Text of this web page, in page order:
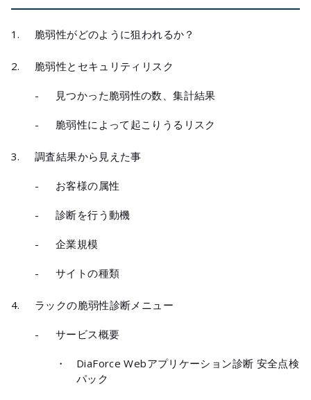
脆弱性がどのように狙われるか？
脆弱性とセキュリティリスク
- 見つかった脆弱性の数、集計結果
- 脆弱性によって起こりうるリスク
調査結果から見えた事
- お客様の属性
- 診断を行う動機
- 企業規模
- サイトの種類
ラックの脆弱性診断メニュー
- サービス概要
・
DiaForce Webアプリケーション診断 安全点検
パック